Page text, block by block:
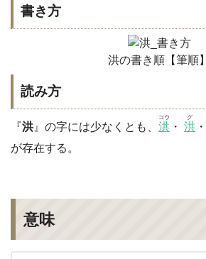
書き方
洪の書き順【筆順】
読み方
『洪』の字には少なくとも、 洪
コウ
・ 洪
グ
・
が存在する。
意味